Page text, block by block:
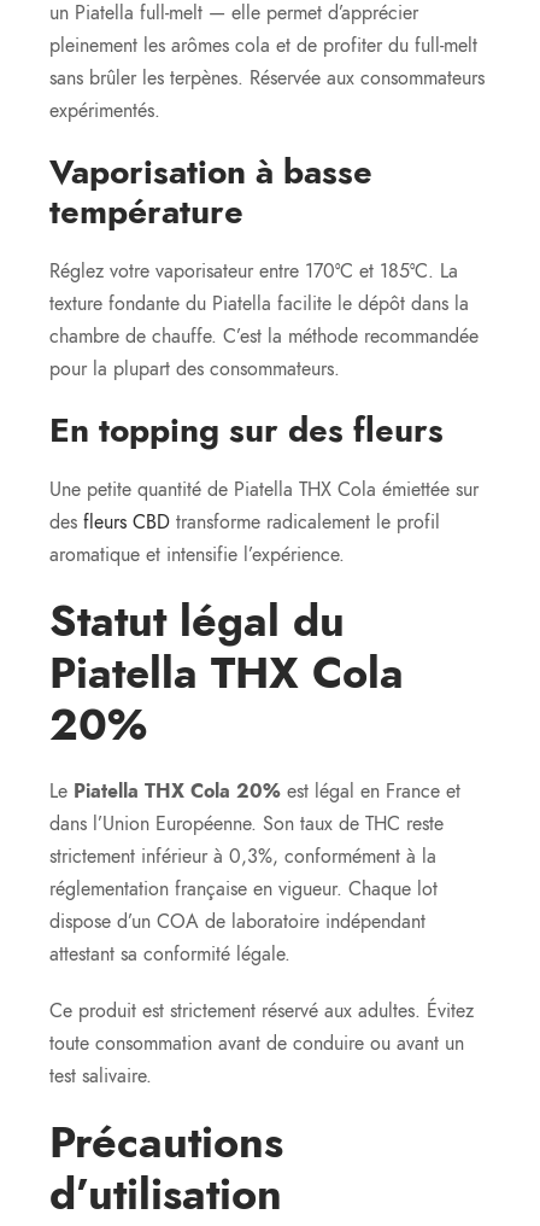
un Piatella full-melt — elle permet d’apprécier
pleinement les arômes cola et de profiter du full-melt
sans brûler les terpènes. Réservée aux consommateurs
expérimentés.
Vaporisation à basse
température
Réglez votre vaporisateur entre 170°C et 185°C. La
texture fondante du Piatella facilite le dépôt dans la
chambre de chauffe. C’est la méthode recommandée
pour la plupart des consommateurs.
En topping sur des fleurs
Une petite quantité de Piatella THX Cola émiettée sur
des fleurs CBD transforme radicalement le profil
aromatique et intensifie l’expérience.
Statut légal du
Piatella THX Cola
20%
Le Piatella THX Cola 20% est légal en France et
dans l’Union Européenne. Son taux de THC reste
strictement inférieur à 0,3%, conformément à la
réglementation française en vigueur. Chaque lot
dispose d’un COA de laboratoire indépendant
attestant sa conformité légale.
Ce produit est strictement réservé aux adultes. Évitez
toute consommation avant de conduire ou avant un
test salivaire.
Précautions
d’utilisation